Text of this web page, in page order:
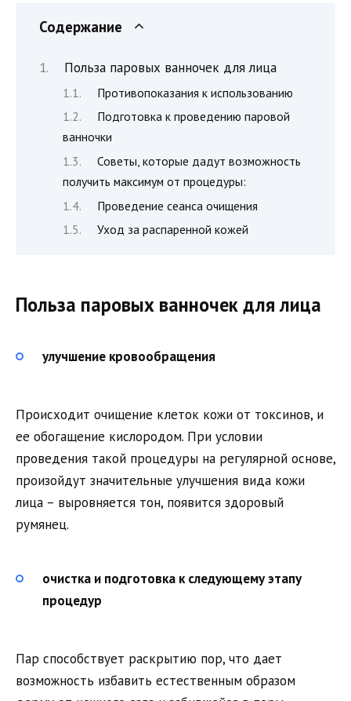
Содержание
Польза паровых ванночек для лица
Противопоказания к использованию
Подготовка к проведению паровой
ванночки
Советы, которые дадут возможность
получить максимум от процедуры:
Проведение сеанса очищения
Уход за распаренной кожей
Польза паровых ванночек для лица
улучшение кровообращения
Происходит очищение клеток кожи от токсинов, и
ее обогащение кислородом. При условии
проведения такой процедуры на регулярной основе,
произойдут значительные улучшения вида кожи
лица – выровняется тон, появится здоровый
румянец.
очистка и подготовка к следующему этапу
процедур
Пар способствует раскрытию пор, что дает
возможность избавить естественным образом